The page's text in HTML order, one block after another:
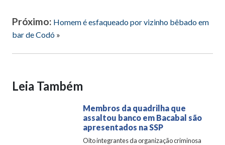
Próximo: Homem é esfaqueado por vizinho bêbado em
bar de Codó »
Leia Também
Membros da quadrilha que
assaltou banco em Bacabal são
apresentados na SSP
Oito integrantes da organização criminosa